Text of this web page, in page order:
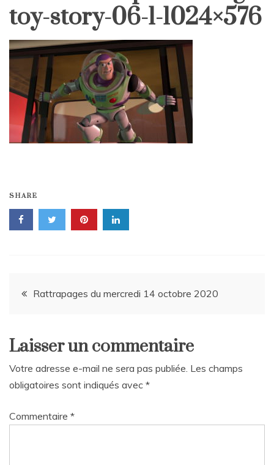
toy-story-06-1-1024×576
SHARE
Navigation
l’article
Rattrapages du mercredi 14 octobre 2020
Laisser un commentaire
Votre adresse e-mail ne sera pas publiée. Les champs
obligatoires sont indiqués avec *
Commentaire *